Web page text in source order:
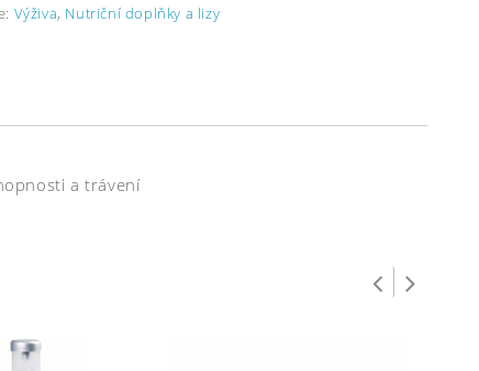
Výživa, Nutriční doplňky a lizy
a trávení